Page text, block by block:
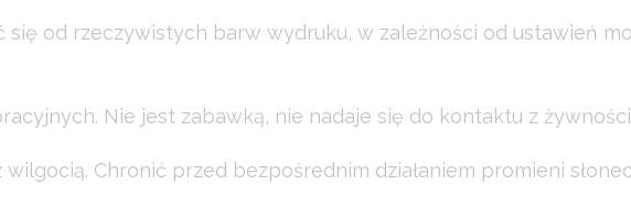
od rzeczywistych barw wydruku, w zależności od ustawień
Nie jest zabawką, nie nadaje się do kontaktu z
Chronić przed bezpośrednim działaniem promieni